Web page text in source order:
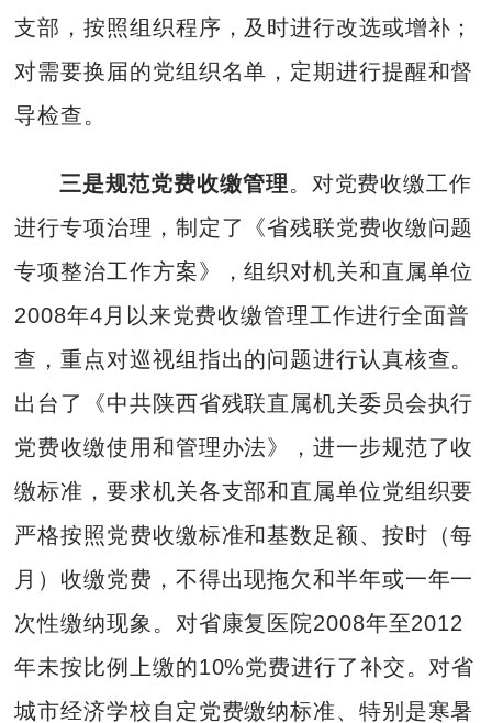
支部，按照组织程序，及时进行改选或增补；
对需要换届的党组织名单，定期进行提醒和督
导检查。
三是规范党费收缴管理。对党费收缴工作
进行专项治理，制定了《省残联党费收缴问题
专项整治工作方案》，组织对机关和直属单位
2008年4月以来党费收缴管理工作进行全面普
查，重点对巡视组指出的问题进行认真核查。
出台了《中共陕西省残联直属机关委员会执行
党费收缴使用和管理办法》，进一步规范了收
缴标准，要求机关各支部和直属单位党组织要
严格按照党费收缴标准和基数足额、按时（每
月）收缴党费，不得出现拖欠和半年或一年一
次性缴纳现象。对省康复医院2008年至2012
年未按比例上缴的10%党费进行了补交。对省
城市经济学校自定党费缴纳标准、特别是寒暑